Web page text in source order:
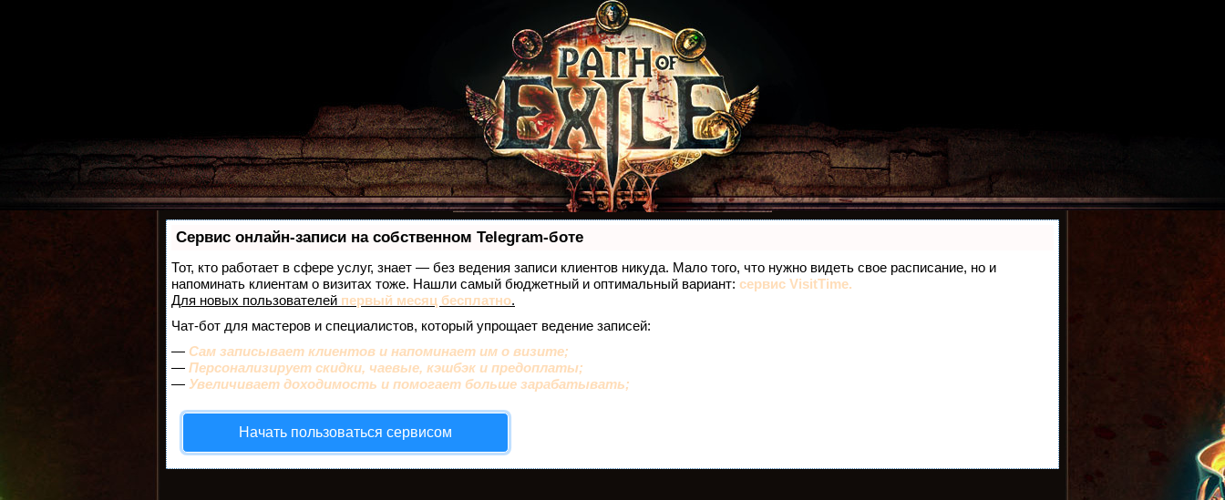
Сервис онлайн-записи на собственном Telegram-боте
Тот, кто работает в сфере услуг, знает — без ведения записи клиентов никуда. Мало того, что нужно видеть свое расписание, но и
напоминать клиентам о визитах тоже. Нашли самый бюджетный и оптимальный вариант: сервис VisitTime.
Для новых пользователей первый месяц бесплатно.
Чат-бот для мастеров и специалистов, который упрощает ведение записей:
— Сам записывает клиентов и напоминает им о визите;
— Персонализирует скидки, чаевые, кэшбэк и предоплаты;
— Увеличивает доходимость и помогает больше зарабатывать;
Начать пользоваться сервисом